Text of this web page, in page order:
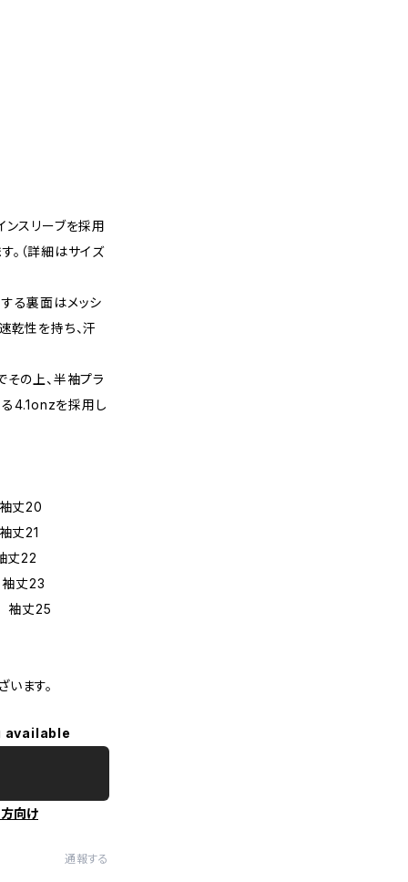
ンスリーブを採用
。（詳細はサイズ
る裏面はメッシ
乾性を持ち、汗
その上、半袖プラ
る4.1onzを採用し
丈20
21
22
丈23
丈25
ます。
available
向け
通報する